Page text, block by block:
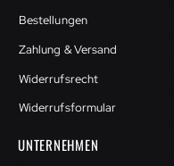
Bestellungen
Zahlung & Versand
Widerrufsrecht
Widerrufsformular
UNTERNEHMEN